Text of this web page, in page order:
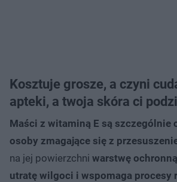
Kosztuje grosze, a czyni
apteki, a twoja skóra ci
Maści z witaminą E są szczególnie
osoby zmagające się z
na jej powierzchni warstwę ochronną
utratę wilgoci i wspomaga procesy